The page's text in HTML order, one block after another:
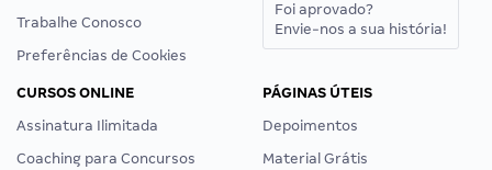
Trabalhe Conosco
Preferências de Cookies
Foi aprovado?
Envie-nos a sua história!
CURSOS ONLINE
Assinatura Ilimitada
Coaching para Concursos
PÁGINAS ÚTEIS
Depoimentos
Material Grátis